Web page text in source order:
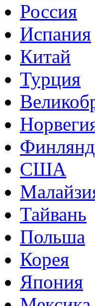
Россия
Испания
Китай
Турция
США
Тайвань
Польша
Корея
Япония